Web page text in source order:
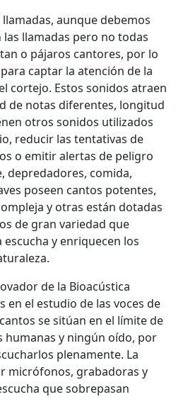
aunque debemos
llamadas pero no todas
o pájaros cantores, por lo
captar la atención de la
cortejo. Estos sonidos atraen
de notas diferentes, longitud
otros sonidos utilizados
reducir las tentativas de
o emitir alertas de peligro
depredadores, comida,
poseen cantos potentes,
y otras están dotadas
de gran variedad que
y enriquecen los
de la Bioacústica
en el estudio de las voces de
se sitúan en el límite de
humanas y ningún oído, por
plenamente. La
micrófonos, grabadoras y
que sobrepasan